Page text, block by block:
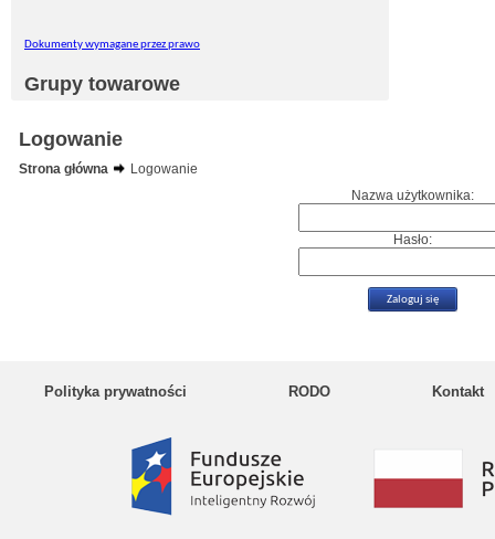
Dokumenty wymagane przez prawo
Grupy towarowe
Logowanie
Strona główna
Logowanie
Nazwa użytkownika:
Hasło:
Polityka prywatności RODO Kontakt